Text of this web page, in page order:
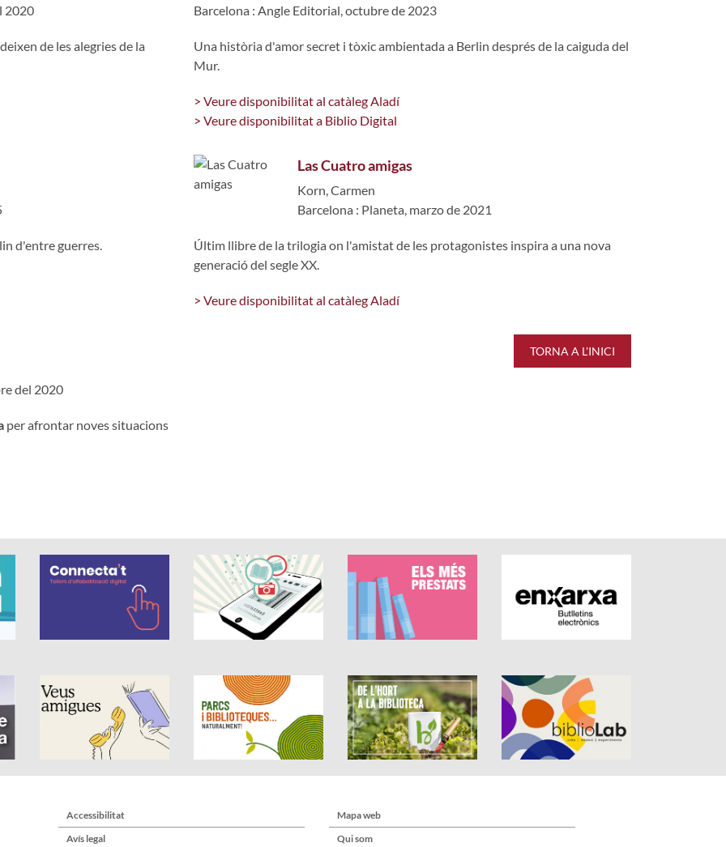
2020
de les alegries de la
Barcelona : Angle Editorial, octubre de 2023
Una història d'amor secret i tòxic ambientada a Berlin després de la caiguda del
Mur.
> Veure disponibilitat al catàleg Aladí
> Veure disponibilitat a Biblio Digital
d'entre guerres.
Las Cuatro amigas
Korn, Carmen
Barcelona : Planeta, marzo de 2021
Últim llibre de la trilogia on l'amistat de les protagonistes inspira a una nova
generació del segle XX.
> Veure disponibilitat al catàleg Aladí
del 2020
per afrontar noves situacions
TORNA A L'INICI
Accessibilitat
Avís legal
Mapa web
Qui som